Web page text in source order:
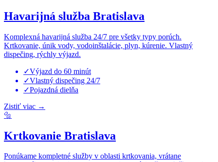
Havarijná služba Bratislava
Komplexná havarijná služba 24/7 pre všetky typy porúch.
Krtkovanie, únik vody, vodoinštalácie, plyn, kúrenie. Vlastný
dispečing, rýchly výjazd.
✓Výjazd do 60 minút
✓Vlastný dispečing 24/7
✓Pojazdná dielňa
Zistiť viac →
🔩
Krtkovanie Bratislava
Ponúkame kompletné služby v oblasti krtkovania, vrátane